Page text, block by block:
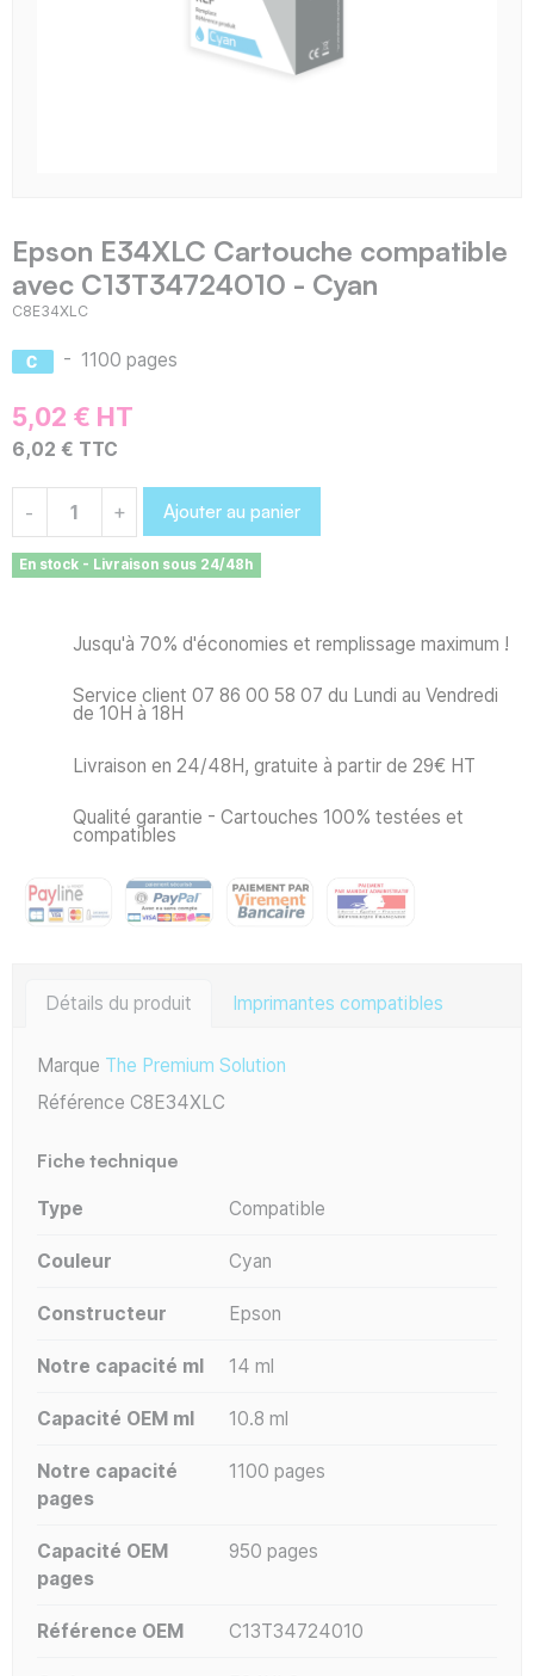
Epson E34XLC Cartouche compatible
avec C13T34724010 - Cyan
C8E34XLC
- 1100 pages
5,02 € HT
6,02 € TTC
- + Ajouter au panier
En stock - Livraison sous 24/48h
Jusqu'à 70% d'économies et remplissage maximum !
Service client 07 86 00 58 07 du Lundi au Vendredi
de 10H à 18H
Livraison en 24/48H, gratuite à partir de 29€ HT
Qualité garantie - Cartouches 100% testées et
compatibles
Détails du produit Imprimantes compatibles
Marque The Premium Solution
Référence C8E34XLC
Fiche technique
Type Compatible
Couleur Cyan
Constructeur Epson
Notre capacité ml 14 ml
Capacité OEM ml 10.8 ml
Notre capacité
pages
1100 pages
Capacité OEM
pages
950 pages
Référence OEM C13T34724010